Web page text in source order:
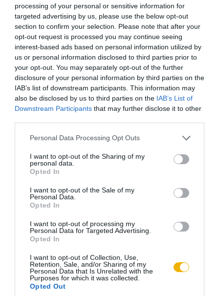
processing of your personal or sensitive information for
targeted advertising by us, please use the below opt-out
section to confirm your selection. Please note that after your
opt-out request is processed you may continue seeing
interest-based ads based on personal information utilized by
us or personal information disclosed to third parties prior to
your opt-out. You may separately opt-out of the further
disclosure of your personal information by third parties on the
IAB’s list of downstream participants. This information may
also be disclosed by us to third parties on the IAB’s List of
Downstream Participants that may further disclose it to other
Please note that this website/app uses one or more Google
not limited to your visit or usage behaviour. You may click to
grant or deny consent to Google and its third-party tags to
use your data for below specified purposes in below Google
consent section.
Personal Data Processing Opt Outs
I want to opt-out of the Sharing of my
personal data.
Opted In
I want to opt-out of the Sale of my
Personal Data.
Opted In
I want to opt-out of processing my
Personal Data for Targeted Advertising.
Opted In
I want to opt-out of Collection, Use,
Retention, Sale, and/or Sharing of my
Personal Data that Is Unrelated with the
Purposes for which it was collected.
Opted Out
török háború költségei miatt letettek a vásárlásról.
1793 és 1799 között a bolt- és pusztabérlőként is
tevékenykedő Kálló Tódor és Zsemberi Mihály görög
kereskedők vállalkoztak a sörfőzésre, több-kevesebb
sikerrel. Az épületek a 18–19. század fordulójára már nagyon
rossz állapotban voltak, mivel az új bérlők sem fordítottak
kellő figyelmet és pénzt a felújításra. 1799-ben Veisz Simon
Abonyból érkező zsidó sörfőző mester vette át a serház
üzemeltetését, vállalva a szükséges renoválásokat.
Greiffel György mostohatestvérének, Pottenhoffer
Apollóniának a férje – követelni kezdte a serházból járó
évtized múlva rendeződött. Addigra ifj. Greiffel György
kitanulta apja és nagyapja mesterségét, kifizette
mostohatestvéreit, majd átvette a serház irányítását.
serházat, valószínűleg az 1860-as évek végéig. A 19. század
második felében végbement söripari koncentráció és a
technológiai fejlődés a kis vidéki serházak alkonyát